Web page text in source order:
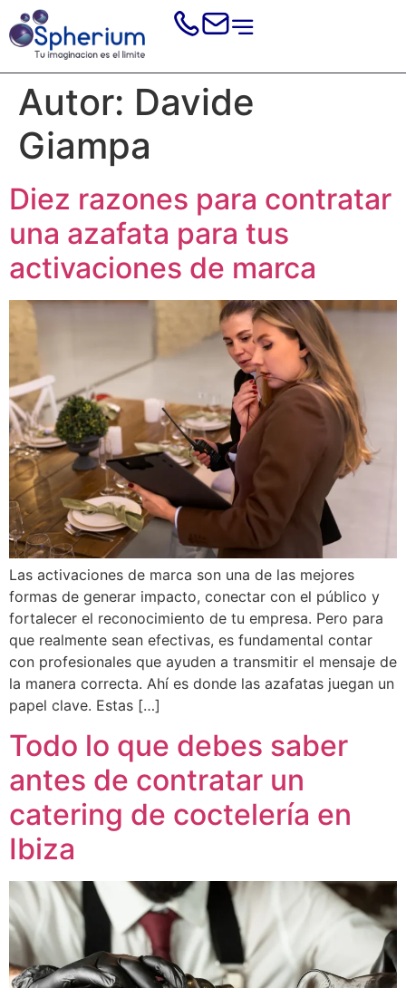
Autor: Davide
Giampa
Diez razones para contratar
una azafata para tus
activaciones de marca
Las activaciones de marca son una de las mejores
formas de generar impacto, conectar con el público y
fortalecer el reconocimiento de tu empresa. Pero para
que realmente sean efectivas, es fundamental contar
con profesionales que ayuden a transmitir el mensaje de
la manera correcta. Ahí es donde las azafatas juegan un
papel clave. Estas […]
Todo lo que debes saber
antes de contratar un
catering de coctelería en
Ibiza